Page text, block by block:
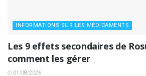
INFORMATIONS SUR LES MÉDICAMENTS
Les 9 effets secondaires de
comment les gérer
01/08/2026